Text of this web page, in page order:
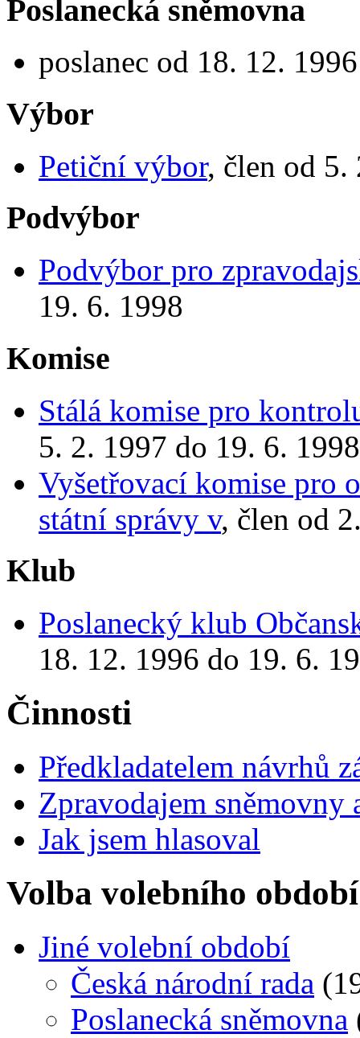
Poslanecká sněmovna
poslanec od 18. 12.
Výbor
Petiční výbor, člen od 5.
Podvýbor
Podvýbor pro
19. 6. 1998
Komise
Stálá komise pro
5. 2. 1997 do 19. 6. 1998
Vyšetřovací komise pro
státní správy v, člen od
Klub
Poslanecký klub
18. 12. 1996 do 19. 6.
Činnosti
Předkladatelem návrhů
Zpravodajem
Jak jsem hlasoval
Volba volebního období
Jiné volební období
Česká národní rada
Poslanecká sněmovna